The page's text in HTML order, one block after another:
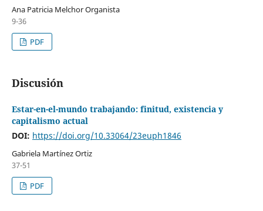
Ana Patricia Melchor Organista
9-36
PDF
Discusión
Estar-en-el-mundo trabajando: finitud, existencia y
capitalismo actual
DOI: https://doi.org/10.33064/23euph1846
Gabriela Martínez Ortiz
37-51
PDF